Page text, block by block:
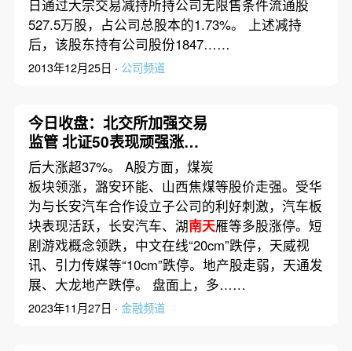
日通过大宗交易减持所持公司无限售条件流通股
527.5万股，占公司总股本的1.73%。 上述减持
后，该股东持有公司股份1847……
2013年12月25日 · 公司频道
今日收盘：北交所加强交易
监管 北证50表现顽强涨
11.41%
后大涨超37%。 A股方面，煤炭
板块领涨，潞安环能、山西焦煤等股价走强。受华
为与长安汽车合作设立子公司的利好刺激，汽车板
块表现活跃，长安汽车、湖南天雁等多股涨停。短
剧游戏概念领跌，中文在线“20cm”跌停，天威视
讯、引力传媒等“10cm”跌停。地产股走弱，天通发
展、大龙地产跌停。 盘面上，多……
2023年11月27日 · 金融频道